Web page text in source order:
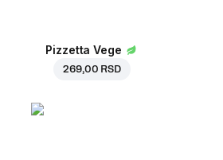
Pizzetta Vege
269,00 RSD